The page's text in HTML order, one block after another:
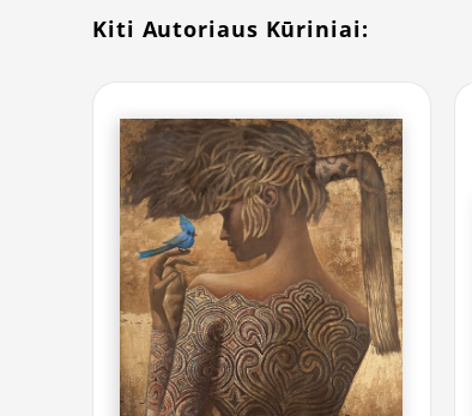
Kiti Autoriaus Kūriniai: